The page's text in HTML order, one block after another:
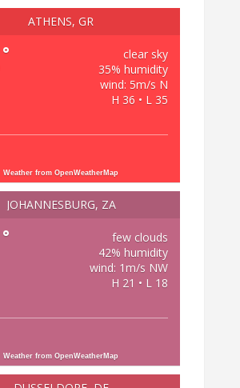
ATHENS, GR
°
clear sky
35% humidity
wind: 5m/s N
H 36 • L 35
Weather from OpenWeatherMap
JOHANNESBURG, ZA
°
few clouds
42% humidity
wind: 1m/s NW
H 21 • L 18
Weather from OpenWeatherMap